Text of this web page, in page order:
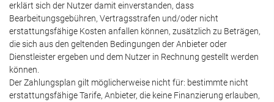
erklärt sich der Nutzer damit einverstanden, dass
Bearbeitungsgebühren, Vertragsstrafen und/oder nicht
erstattungsfähige Kosten anfallen können, zusätzlich zu Beträgen,
die sich aus den geltenden Bedingungen der Anbieter oder
Dienstleister ergeben und dem Nutzer in Rechnung gestellt werden
können.
Der Zahlungsplan gilt möglicherweise nicht für: bestimmte nicht
erstattungsfähige Tarife, Anbieter, die keine Finanzierung erlauben,